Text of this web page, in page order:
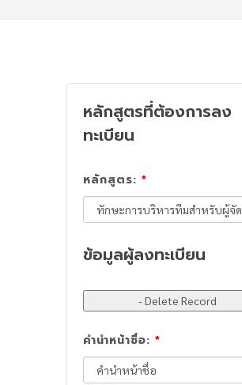
หลักสูตรที่ต้องการลง
ทะเบียน
หลักสูตร: *
ข้อมูลผู้ลงทะเบียน
คำนำหน้าชื่อ: *